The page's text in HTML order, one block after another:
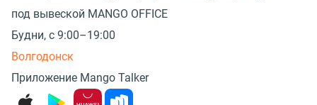
под вывеской MANGO OFFICE
Будни, с 9:00–19:00
Волгодонск
Приложение Mango Talker